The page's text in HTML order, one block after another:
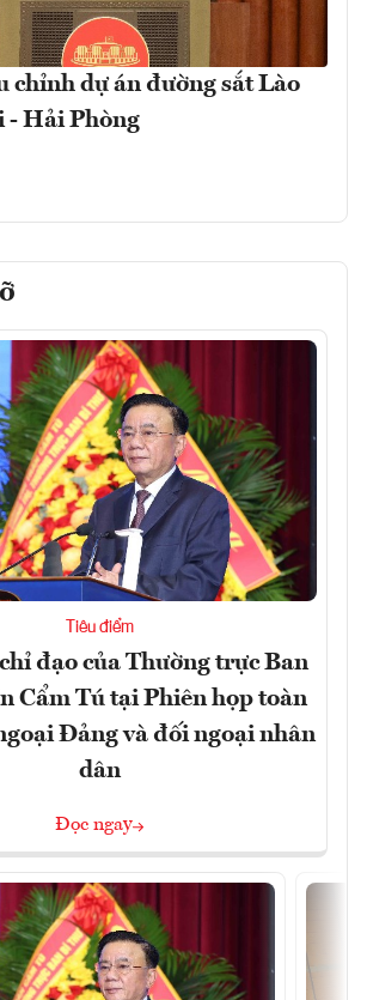
chỉnh dự án đường sắt Lào
- Hải Phòng
Tiêu điểm
đạo của Thường trực Ban
Cẩm Tú tại Phiên họp toàn
Đảng và đối ngoại nhân
dân
Đọc ngay